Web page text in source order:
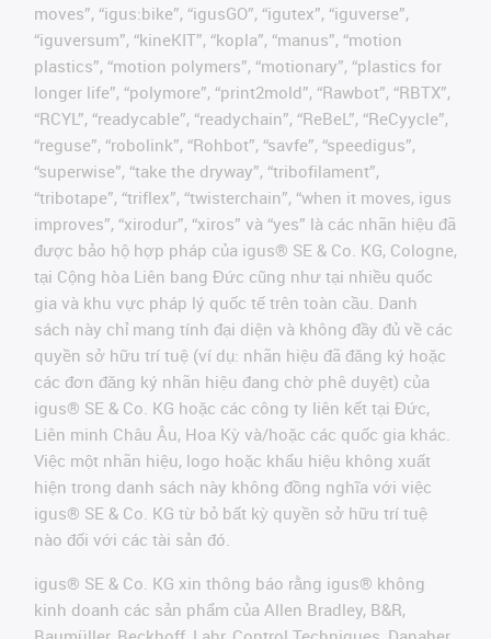
moves”, “igus:bike”, “igusGO”, “igutex”, “iguverse”,
“iguversum”, “kineKIT”, “kopla”, “manus”, “motion
plastics”, “motion polymers”, “motionary”, “plastics for
longer life”, “polymore”, “print2mold”, “Rawbot”, “RBTX”,
“RCYL”, “readycable”, “readychain”, “ReBeL”, “ReCyycle”,
“reguse”, “robolink”, “Rohbot”, “savfe”, “speedigus”,
“superwise”, “take the dryway”, “tribofilament”,
“tribotape”, “triflex”, “twisterchain”, “when it moves, igus
improves”, “xirodur”, “xiros” và “yes” là các nhãn hiệu đã
được bảo hộ hợp pháp của igus® SE & Co. KG, Cologne,
tại Cộng hòa Liên bang Đức cũng như tại nhiều quốc
gia và khu vực pháp lý quốc tế trên toàn cầu. Danh
sách này chỉ mang tính đại diện và không đầy đủ về các
quyền sở hữu trí tuệ (ví dụ: nhãn hiệu đã đăng ký hoặc
các đơn đăng ký nhãn hiệu đang chờ phê duyệt) của
igus® SE & Co. KG hoặc các công ty liên kết tại Đức,
Liên minh Châu Âu, Hoa Kỳ và/hoặc các quốc gia khác.
Việc một nhãn hiệu, logo hoặc khẩu hiệu không xuất
hiện trong danh sách này không đồng nghĩa với việc
igus® SE & Co. KG từ bỏ bất kỳ quyền sở hữu trí tuệ
nào đối với các tài sản đó.
igus® SE & Co. KG xin thông báo rằng igus® không
kinh doanh các sản phẩm của Allen Bradley, B&R,